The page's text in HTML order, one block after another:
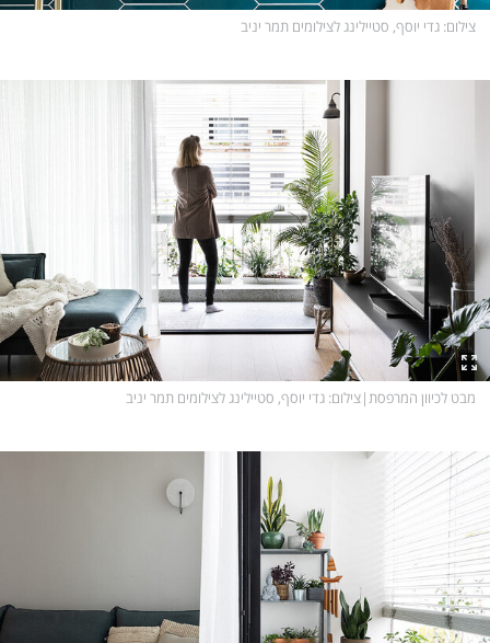
צילום: גדי יוסף, סטיילינג לצילומים תמר יניב
מבט לכיוון המרפסת|צילום: גדי יוסף, סטיילינג לצילומים תמר יניב